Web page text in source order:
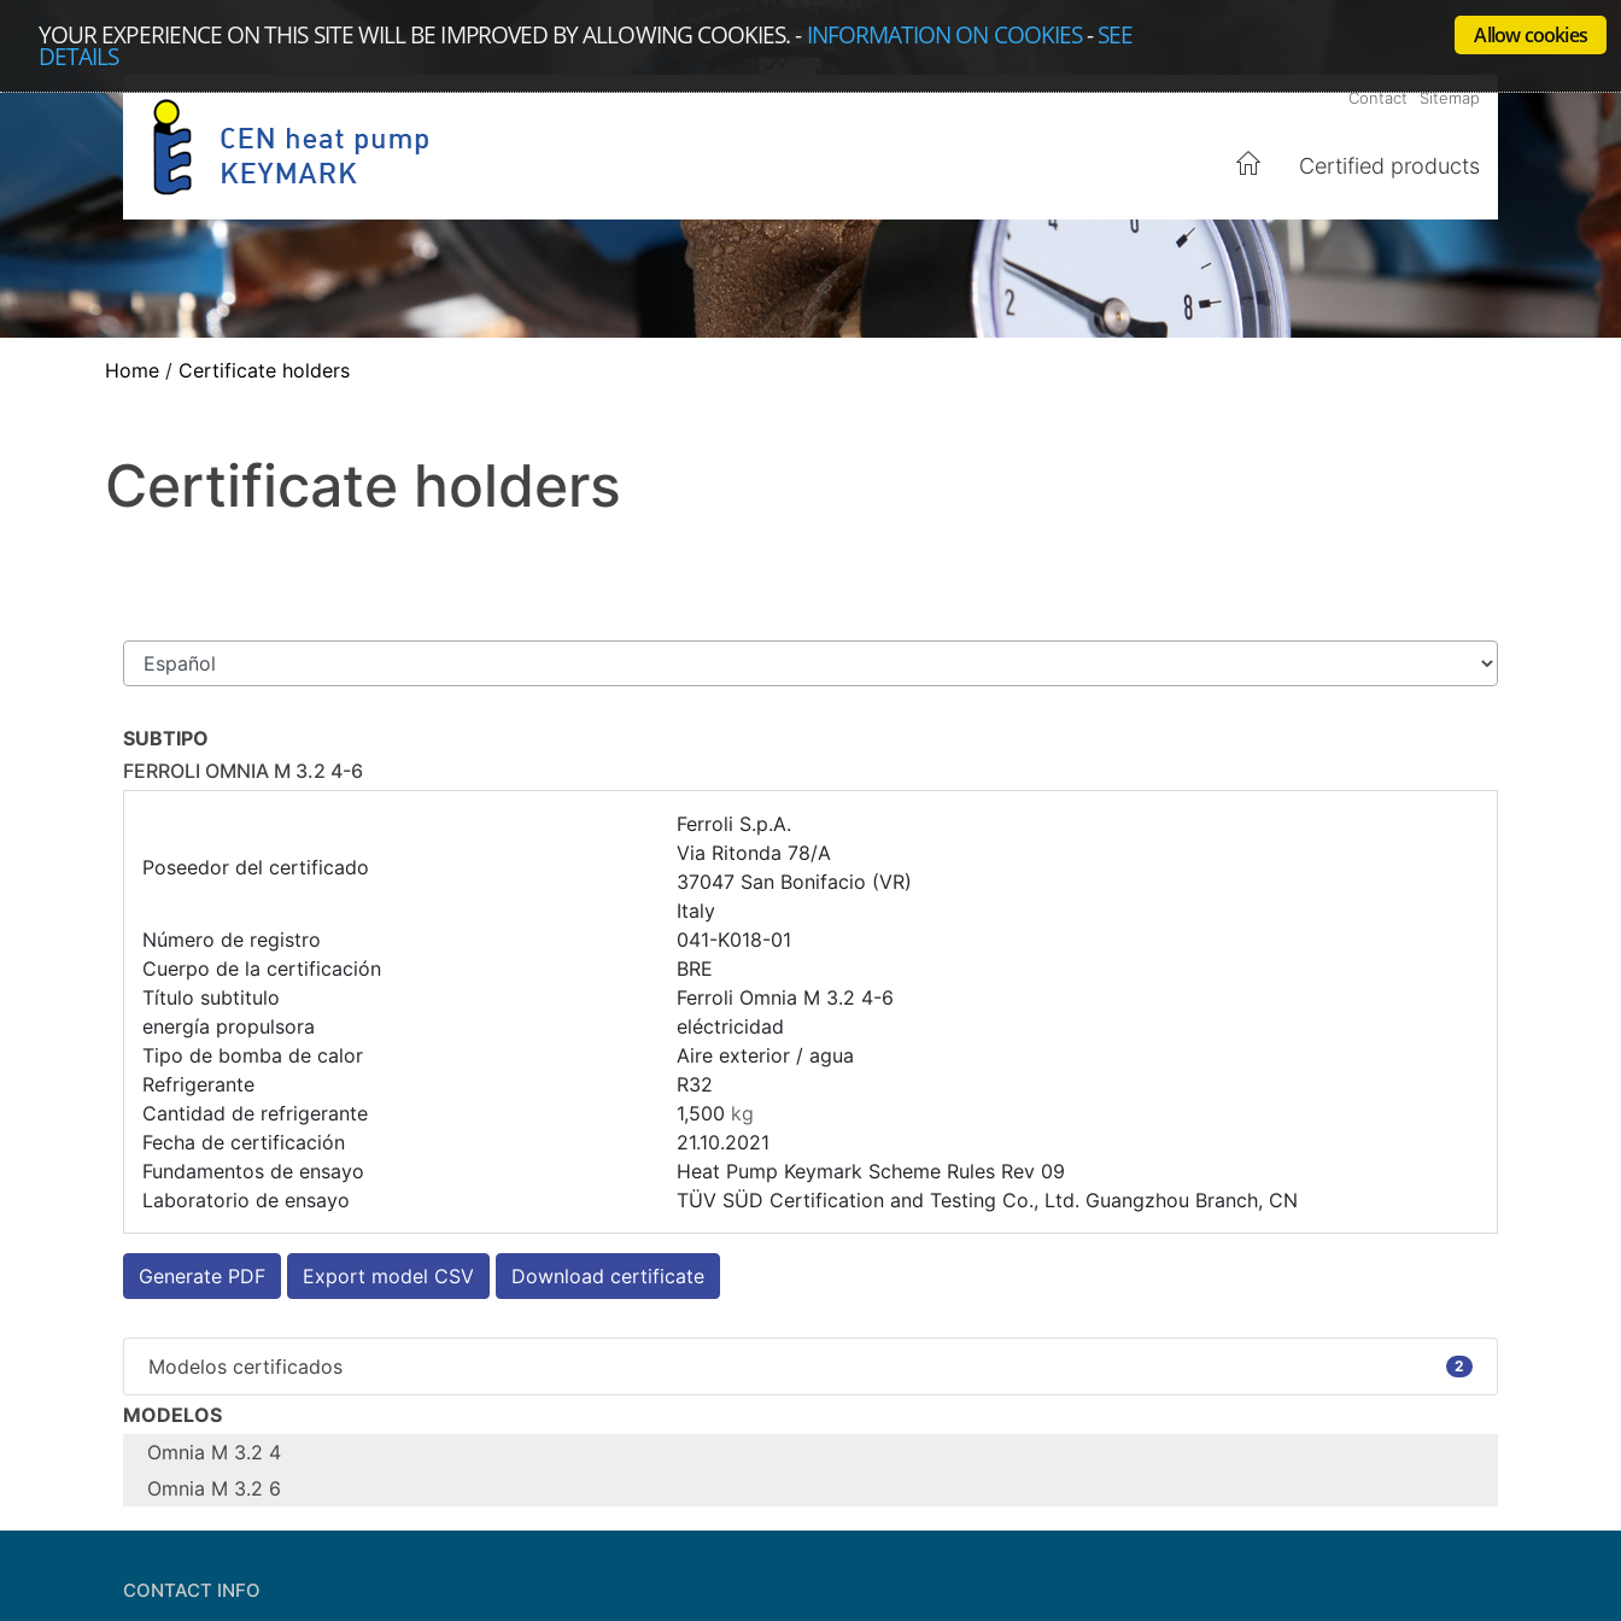
YOUR EXPERIENCE ON THIS SITE WILL BE IMPROVED BY ALLOWING COOKIES.- INFORMATION ON COOKIES-SEE
DETAILS
Allow cookies
Contact Sitemap
Certified products
Home / Certificate holders
Certificate holders
SUBTIPO
FERROLI OMNIA M 3.2 4-6
Poseedor del certificado
Ferroli S.p.A.
Via Ritonda 78/A
37047 San Bonifacio (VR)
Italy
Número de registro
041-K018-01
Cuerpo de la certificación
BRE
Título subtitulo
Ferroli Omnia M 3.2 4-6
energía propulsora
eléctricidad
Tipo de bomba de calor
Aire exterior / agua
Refrigerante
R32
Cantidad de refrigerante
1,500 kg
Fecha de certificación
21.10.2021
Fundamentos de ensayo
Heat Pump Keymark Scheme Rules Rev 09
Laboratorio de ensayo
TÜV SÜD Certification and Testing Co., Ltd. Guangzhou Branch, CN
Generate PDF Export model CSV Download certificate
Modelos certificados 2
MODELOS
Omnia M 3.2 4
Configure model
Nombre del modelo
Omnia M 3.2 4
Unidades
Omnia M 3.2 6
Configure model
Aplicación
CONTACT INFO